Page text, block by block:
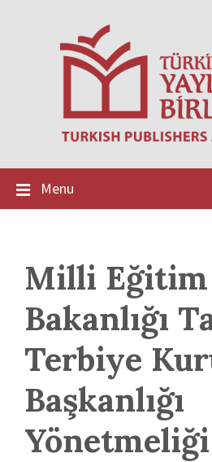
Menu
Milli Eğitim
Bakanlığı
Terbiye
Başkanlığı
Yönetmeliği